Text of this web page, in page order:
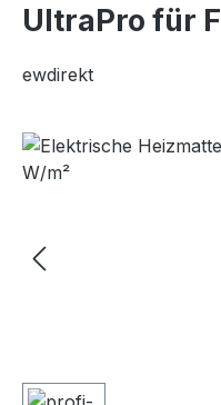
UltraPro für
ewdirekt
Bildergalerie